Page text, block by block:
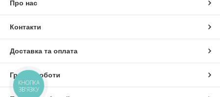
Про нас
Контакти
Доставка та оплата
Графік роботи
КНОПКА
ЗВ'ЯЗКУ